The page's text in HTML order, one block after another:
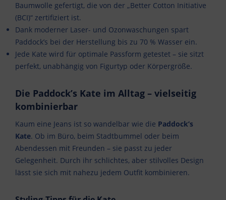
Baumwolle gefertigt, die von der „Better Cotton Initiative
(BCI)“ zertifiziert ist.
Dank moderner Laser- und Ozonwaschungen spart
Paddock’s bei der Herstellung bis zu 70 % Wasser ein.
Jede Kate wird für optimale Passform getestet – sie sitzt
perfekt, unabhängig von Figurtyp oder Körpergröße.
Die Paddock’s Kate im Alltag – vielseitig
kombinierbar
Kaum eine Jeans ist so wandelbar wie die Paddock’s
Kate. Ob im Büro, beim Stadtbummel oder beim
Abendessen mit Freunden – sie passt zu jeder
Gelegenheit. Durch ihr schlichtes, aber stilvolles Design
lässt sie sich mit nahezu jedem Outfit kombinieren.